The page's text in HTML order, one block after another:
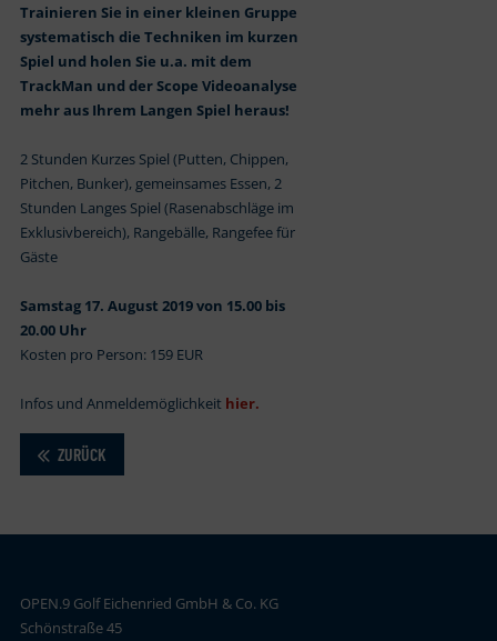
Trainieren Sie in einer kleinen Gruppe
systematisch die Techniken im kurzen
Spiel und holen Sie u.a. mit dem
TrackMan und der Scope Videoanalyse
mehr aus Ihrem Langen Spiel heraus!
2 Stunden Kurzes Spiel (Putten, Chippen,
Pitchen, Bunker), gemeinsames Essen, 2
Stunden Langes Spiel (Rasenabschläge im
Exklusivbereich), Rangebälle, Rangefee für
Gäste
Samstag 17. August 2019 von 15.00 bis
20.00 Uhr
Kosten pro Person: 159 EUR
Infos und Anmeldemöglichkeit hier.
ZURÜCK
OPEN.9 Golf Eichenried GmbH & Co. KG
Schönstraße 45